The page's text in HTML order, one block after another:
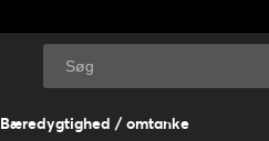
Bæredygtighed / omtanke